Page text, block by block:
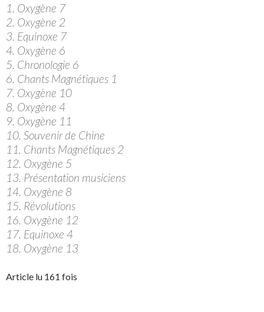
1. Oxygène 7
2. Oxygène 2
3. Equinoxe 7
4. Oxygène 6
5. Chronologie 6
6. Chants Magnétiques 1
7. Oxygène 10
8. Oxygène 4
9. Oxygène 11
10. Souvenir de Chine
11. Chants Magnétiques 2
12. Oxygène 5
13. Présentation musiciens
14. Oxygène 8
15. Révolutions
16. Oxygène 12
17. Equinoxe 4
18. Oxygène 13
Article lu 161 fois